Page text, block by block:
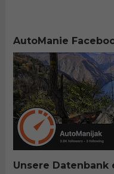
AutoManie
Unsere